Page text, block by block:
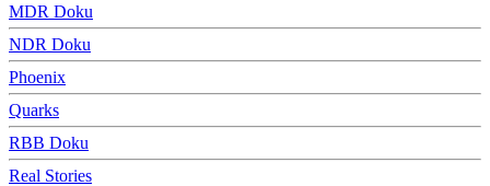
MDR Doku
NDR Doku
Phoenix
Quarks
RBB Doku
Real Stories